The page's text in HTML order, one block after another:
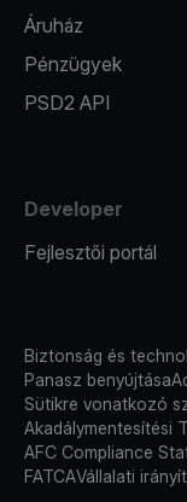
Áruház
Pénzügyek
PSD2 API
Developer
Fejlesztői portál
Biztonság és
Panasz benyújtása
Sütikre vonatkozó
Akadálymentesítési
AFC Compliance
FATCAVállalati